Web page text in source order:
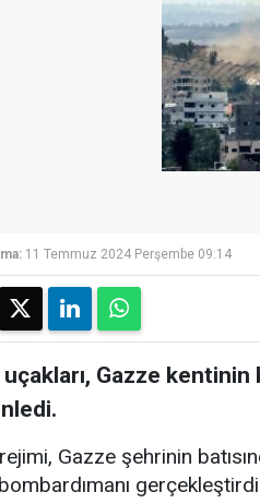
11 Temmuz 2024 Perşembe 09:14
Gazze kentinin
Gazze şehrinin